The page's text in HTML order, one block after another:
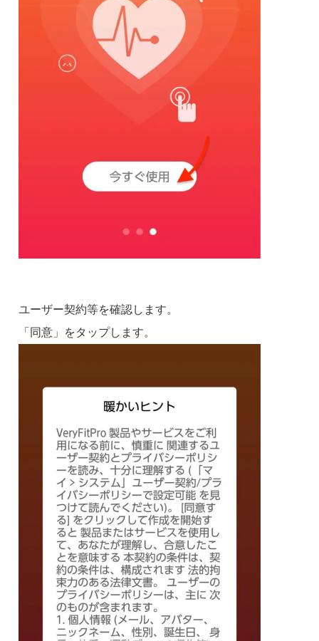
ユーザー契約等を確認します。
「同意」をタップします。